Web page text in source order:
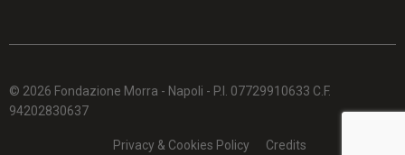
© 2026 Fondazione Morra - Napoli - P.I. 07729910633 C.F.
94202830637
Privacy & Cookies Policy Credits